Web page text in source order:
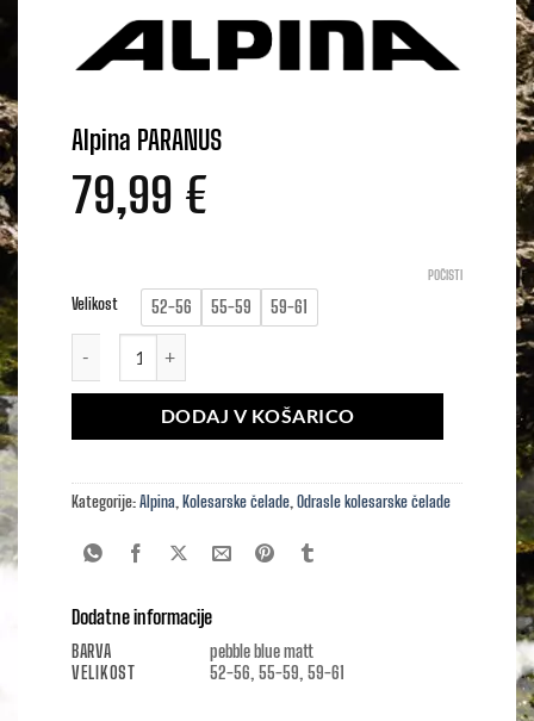
Alpina PARANUS
79,99 €
Velikost 52-56 55-59 59-61
POČISTI
DODAJ V KOŠARICO
Kategorije:Alpina Kolesarske čelade Odrasle kolesarske čelade
Dodatne informacije
BARVA
pebble blue matt
VELIKOST
52-56, 55-59, 59-61